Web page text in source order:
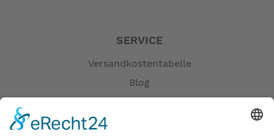
SERVICE
Versandkostentabelle
Blog